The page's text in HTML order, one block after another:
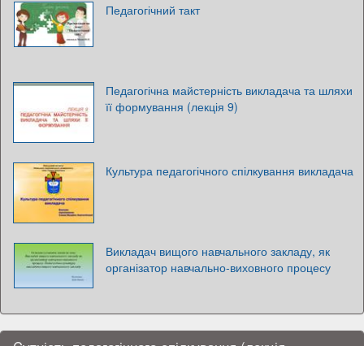
Педагогічний такт
Педагогічна майстерність викладача та шляхи
її формування (лекція 9)
Культура педагогічного спілкування викладача
Викладач вищого навчального закладу, як
організатор навчально-виховного процесу